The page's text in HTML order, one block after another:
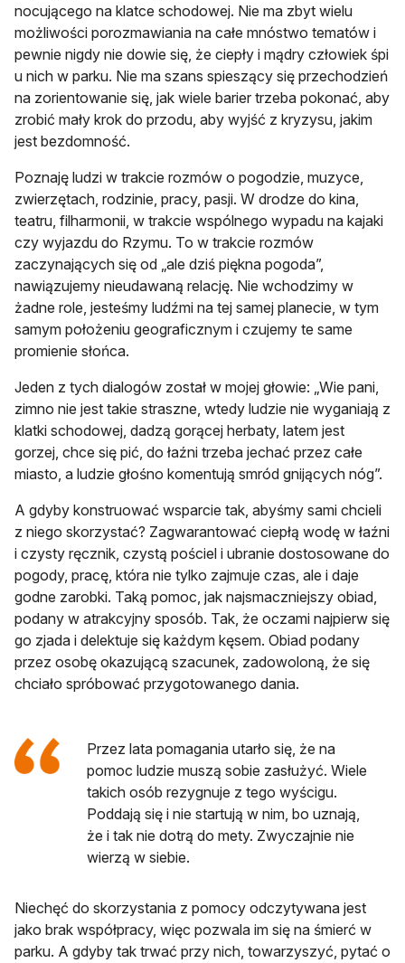
nocującego na klatce schodowej. Nie ma zbyt wielu
możliwości porozmawiania na całe mnóstwo tematów i
pewnie nigdy nie dowie się, że ciepły i mądry człowiek śpi
u nich w parku. Nie ma szans spieszący się przechodzień
na zorientowanie się, jak wiele barier trzeba pokonać, aby
zrobić mały krok do przodu, aby wyjść z kryzysu, jakim
jest bezdomność.
Poznaję ludzi w trakcie rozmów o pogodzie, muzyce,
zwierzętach, rodzinie, pracy, pasji. W drodze do kina,
teatru, filharmonii, w trakcie wspólnego wypadu na kajaki
czy wyjazdu do Rzymu. To w trakcie rozmów
zaczynających się od „ale dziś piękna pogoda”,
nawiązujemy nieudawaną relację. Nie wchodzimy w
żadne role, jesteśmy ludźmi na tej samej planecie, w tym
samym położeniu geograficznym i czujemy te same
promienie słońca.
Jeden z tych dialogów został w mojej głowie: „Wie pani,
zimno nie jest takie straszne, wtedy ludzie nie wyganiają z
klatki schodowej, dadzą gorącej herbaty, latem jest
gorzej, chce się pić, do łaźni trzeba jechać przez całe
miasto, a ludzie głośno komentują smród gnijących nóg”.
A gdyby konstruować wsparcie tak, abyśmy sami chcieli
z niego skorzystać? Zagwarantować ciepłą wodę w łaźni
i czysty ręcznik, czystą pościel i ubranie dostosowane do
pogody, pracę, która nie tylko zajmuje czas, ale i daje
godne zarobki. Taką pomoc, jak najsmaczniejszy obiad,
podany w atrakcyjny sposób. Tak, że oczami najpierw się
go zjada i delektuje się każdym kęsem. Obiad podany
przez osobę okazującą szacunek, zadowoloną, że się
chciało spróbować przygotowanego dania.
Przez lata pomagania utarło się, że na
pomoc ludzie muszą sobie zasłużyć. Wiele
takich osób rezygnuje z tego wyścigu.
Poddają się i nie startują w nim, bo uznają,
że i tak nie dotrą do mety. Zwyczajnie nie
wierzą w siebie.
Niechęć do skorzystania z pomocy odczytywana jest
jako brak współpracy, więc pozwala im się na śmierć w
parku. A gdyby tak trwać przy nich, towarzyszyć, pytać o